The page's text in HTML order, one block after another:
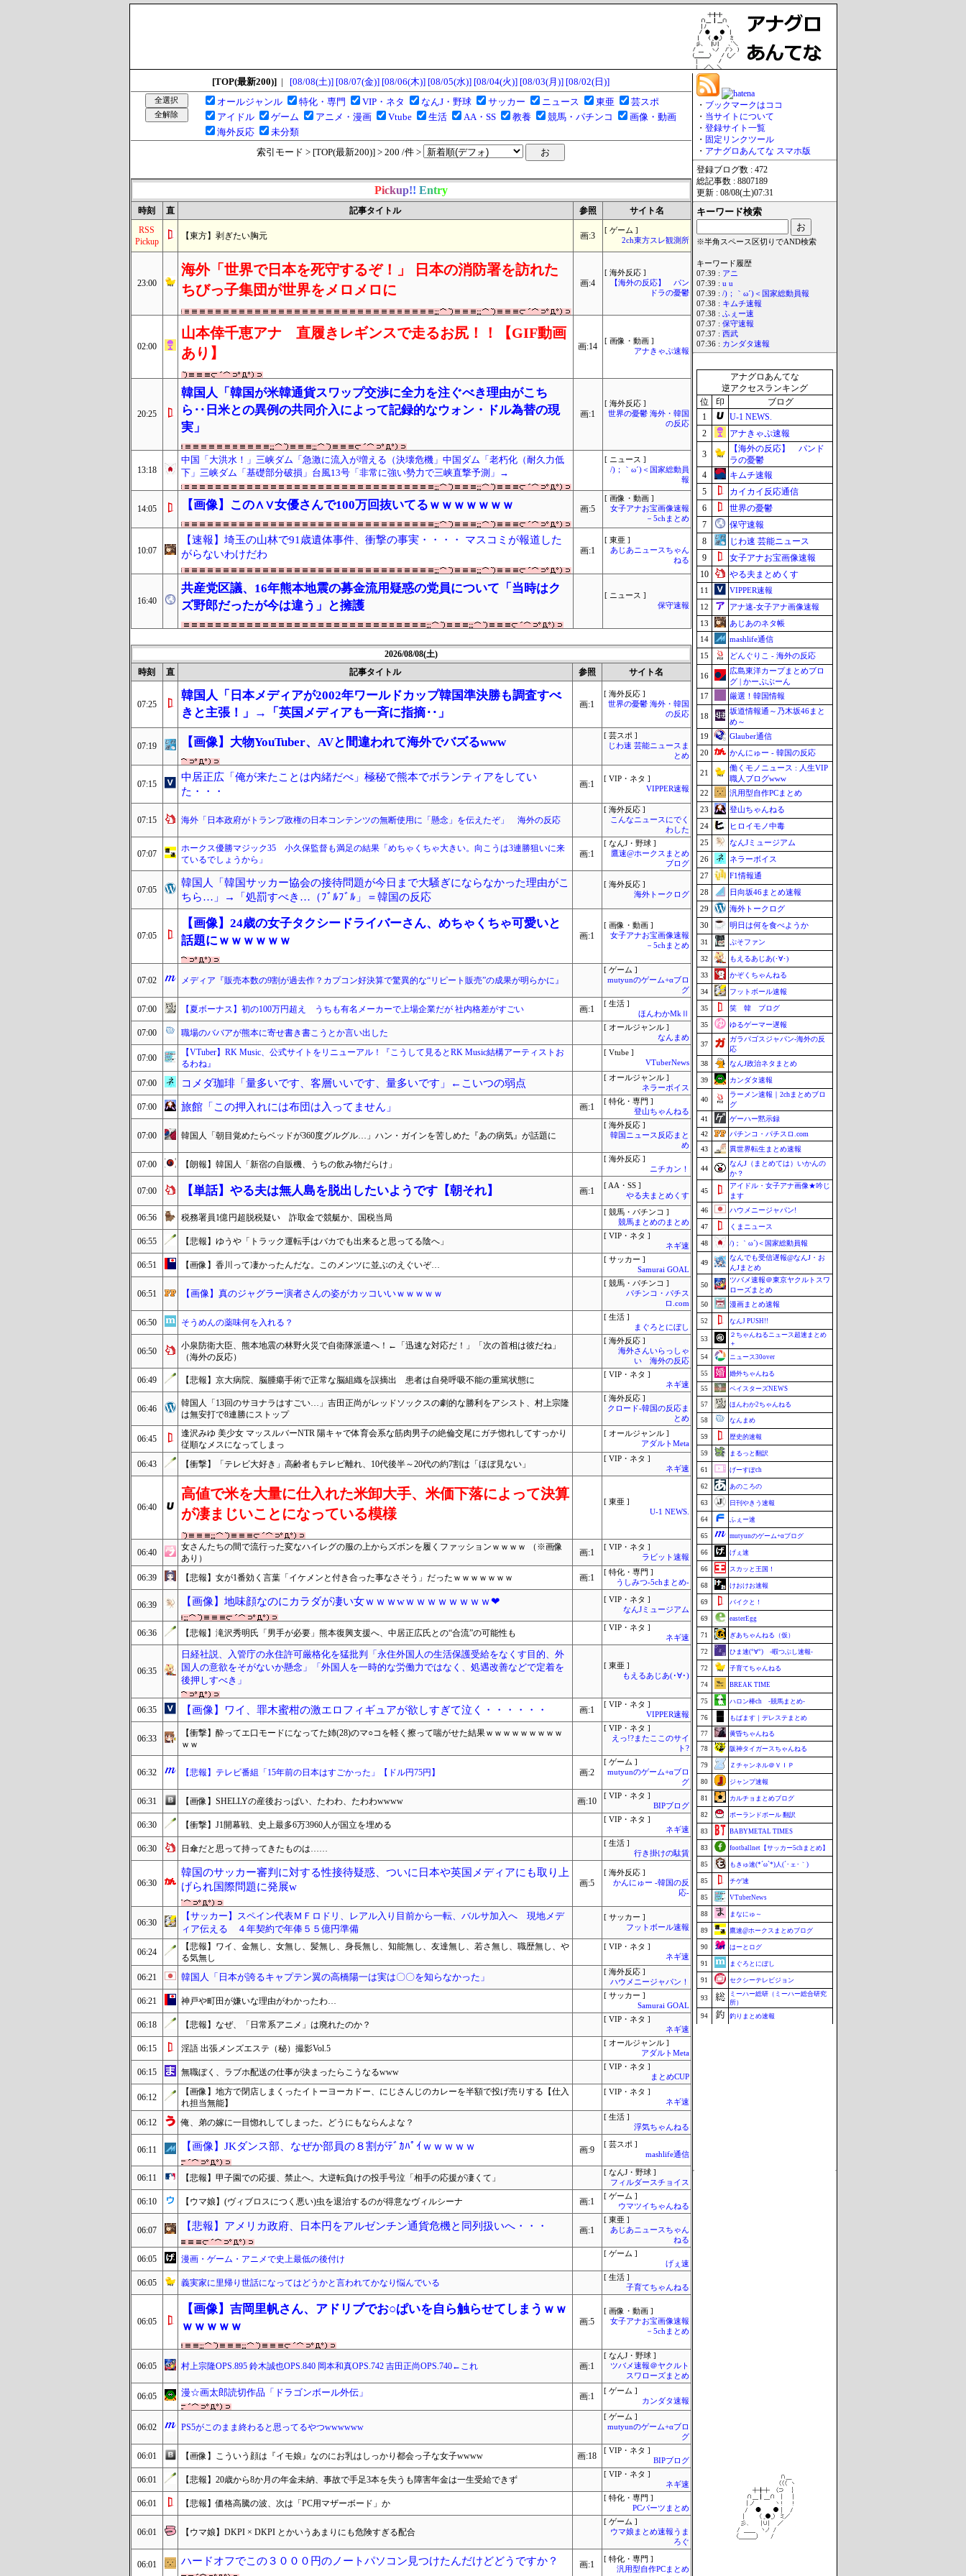
[TOP(最新200)] | [08/08(土)] [08/07(金)] [08/06(木)] [08/05(水)] [08/04(火)] [08/03(月)] [08/02(日)]
オールジャンル
特化・専門 VIP・ネタ なんJ・野球 サッカー ニュース 東亜
芸スポ
アイドル
ゲーム アニメ・漫画 Vtube 生活 AA・SS 教養 競馬・パチンコ
画像・動画
海外反応
未分類
索引モード > [TOP(最新200)] > 200 /件 >
Pickup!! Entry
時刻 直 記事タイトル 参照
サイト名
RSS
Pickup
【東方】剥ぎたい胸元 画:3
[ ゲーム ]
2ch東方スレ観測所
23:00
海外「世界で日本を死守するぞ！」 日本の消防署を訪れた
ちびっ子集団が世界をメロメロに
画:4
[ 海外反応 ]
【海外の反応】 パン
ドラの憂鬱
02:00
山本倖千恵アナ 直履きレギンスで走るお尻！！【GIF動画
あり】
画:14
[ 画像・動画 ]
アナきゃぷ速報
20:25
韓国人「韓国が米韓通貨スワップ交渉に全力を注ぐべき理由がこち
ら‥日米との異例の共同介入によって記録的なウォン・ドル為替の現
実」
画:1
[ 海外反応 ]
世界の憂鬱 海外・韓国
の反応
13:18
中国「大洪水！」三峡ダム「急激に流入が増える（決壊危機」中国ダム「老朽化（耐久力低
下」三峡ダム「基礎部分破損」台風13号「非常に強い勢力で三峡直撃予測」→
[ ニュース ]
/)；｀ω´)＜国家総動員
報
14:05 【画像】この∧∨女優さんで100万回抜いてるｗｗｗｗｗｗｗ 画:5
[ 画像・動画 ]
女子アナお宝画像速報
－5chまとめ
10:07
【速報】埼玉の山林で91歳遺体事件、衝撃の事実・・・・ マスコミが報道した
がらないわけだわ
画:1
[ 東亜 ]
あじあニュースちゃん
ねる
16:40
共産党区議、16年熊本地震の募金流用疑惑の党員について「当時はク
ズ野郎だったが今は違う」と擁護
[ ニュース ]
保守速報
2026/08/08(土)
時刻
直 記事タイトル 参照 サイト名
07:25
韓国人「日本メディアが2002年ワールドカップ韓国準決勝も調査すべ
きと主張！」→「英国メディアも一斉に指摘‥」
画:1
[ 海外反応 ]
世界の憂鬱 海外・韓国
の反応
07:19 【画像】大物YouTuber、AVと間違われて海外でバズるwww
[ 芸スポ ]
じわ速 芸能ニュースま
とめ
07:15
中居正広「俺が来たことは内緒だべ」極秘で熊本でボランティアをしてい
た・・・
画:1
[ VIP・ネタ ]
VIPPER速報
07:15 海外「日本政府がトランプ政権の日本コンテンツの無断使用に「懸念」を伝えたぞ」 海外の反応
[ 海外反応 ]
こんなニュースにでく
わした
07:07
ホークス優勝マジック35 小久保監督も満足の結果「めちゃくちゃ大きい。向こうは3連勝狙いに来
ているでしょうから」
画:1
[ なんJ・野球 ]
鷹速@ホークスまとめ
ブログ
07:05
韓国人「韓国サッカー協会の接待問題が今日まで大騒ぎにならなかった理由がこ
ちら…」→「処罰すべき…（ﾌﾞﾙﾌﾞﾙ」＝韓国の反応
[ 海外反応 ]
海外トークログ
07:05
【画像】24歳の女子タクシードライバーさん、めちゃくちゃ可愛いと
話題にｗｗｗｗｗｗ
画:1
[ 画像・動画 ]
女子アナお宝画像速報
－5chまとめ
07:02 メディア『販売本数の9割が過去作？カプコン好決算で驚異的な“リピート販売”の成果が明らかに』
[ ゲーム ]
mutyunのゲーム+αブロ
グ
07:00 【夏ボーナス】初の100万円超え うちも有名メーカーで上場企業だが 社内格差がすごい 画:1
[ 生活 ]
ほんわかMkⅡ
07:00 職場のババアが熊本に寄せ書き書こうとか言い出した
[ オールジャンル ]
なんまめ
07:00
【VTuber】RK Music、公式サイトをリニューアル！『こうして見るとRK Music結構アーティストお
るわね』
[ Vtube ]
VTuberNews
07:00 コメダ珈琲「量多いです、客層いいです、量多いです」←こいつの弱点
[ オールジャンル ]
ネラーボイス
07:00 旅館「この押入れには布団は入ってません」 画:1
[ 特化・専門 ]
登山ちゃんねる
07:00 韓国人「朝目覚めたらベッドが360度グルグル…」ハン・ガインを苦しめた『あの病気』が話題に
[ 海外反応 ]
韓国ニュース反応まと
め
07:00 【朗報】韓国人「新宿の自販機、うちの飲み物だらけ」
[ 海外反応 ]
ニチカン！
07:00 【単話】やる夫は無人島を脱出したいようです【朝それ】 画:1
[ AA・SS ]
やる夫まとめくす
06:56 税務署員1億円超脱税疑い 詐取金で競艇か、国税当局
[ 競馬・パチンコ ]
競馬まとめのまとめ
06:55 【悲報】ゆうや「トラック運転手はバカでも出来ると思ってる陰へ」
[ VIP・ネタ ]
ネギ速
06:51 【画像】香川って凄かったんだな。このメンツに並ぶのえぐいぞ…
[ サッカー ]
Samurai GOAL
06:51 【画像】真のジャグラー演者さんの姿がカッコいいｗｗｗｗｗ
[ 競馬・パチンコ ]
パチンコ・パチス
ロ.com
06:50 そうめんの薬味何を入れる？
[ 生活 ]
まぐろとにぼし
06:50
小泉防衛大臣、熊本地震の林野火災で自衛隊派遣へ！←「迅速な対応だ！」「次の首相は彼だね」
（海外の反応）
[ 海外反応 ]
海外さんいらっしゃ
い 海外の反応
06:49 【悲報】京大病院、脳腫瘍手術で正常な脳組織を誤摘出 患者は自発呼吸不能の重篤状態に
[ VIP・ネタ ]
ネギ速
06:46
韓国人「13回のサヨナラはすごい…」吉田正尚がレッドソックスの劇的な勝利をアシスト、村上宗隆
は無安打で8連勝にストップ
[ 海外反応 ]
クロード-韓国の反応ま
とめ
06:45
逢沢みゆ 美少女 マッスルバーNTR 陽キャで体育会系な筋肉男子の絶倫交尾にガチ惚れしてすっかり
従順なメスになってしまっ
[ オールジャンル ]
アダルトMeta
06:43 【衝撃】「テレビ大好き」高齢者もテレビ離れ、10代後半～20代の約7割は「ほぼ見ない」
[ VIP・ネタ ]
ネギ速
06:40
高値で米を大量に仕入れた米卸大手、米価下落によって決算
が凄まじいことになっている模様
[ 東亜 ]
U-1 NEWS.
06:40
女さんたちの間で流行った変なハイレグの服の上からズボンを履くファッションｗｗｗｗ （※画像
あり）
画:1
[ VIP・ネタ ]
ラビット速報
06:39 【悲報】女が1番効く言葉「イケメンと付き合った事なさそう」だったｗｗｗｗｗｗｗ 画:1
[ 特化・専門 ]
うしみつ-5chまとめ-
06:39 【画像】地味顔なのにカラダが凄い女ｗｗｗwｗｗｗｗｗｗｗｗ❤
[ VIP・ネタ ]
なんJミュージアム
06:36 【悲報】滝沢秀明氏「男手が必要」熊本復興支援へ、中居正広氏との“合流”の可能性も
[ VIP・ネタ ]
ネギ速
06:35
日経社説、入管庁の永住許可厳格化を猛批判「永住外国人の生活保護受給をなくす目的、外
国人の意欲をそがないか懸念」「外国人を一時的な労働力ではなく、処遇改善などで定着を
後押しすべき」
[ 東亜 ]
もえるあじあ(･∀･)
06:35 【画像】ワイ、罪木蜜柑の激エロフィギュアが欲しすぎて泣く・・・・・・ 画:1
[ VIP・ネタ ]
VIPPER速報
06:33
【衝撃】酔ってエ口モードになってた姉(28)のマ○コを軽く擦って喘がせた結果ｗｗｗｗｗｗｗｗｗ
ｗｗ
[ VIP・ネタ ]
えっ!?またここのサイ
ト?
06:32 【悲報】テレビ番組「15年前の日本はすごかった」【ドル円75円】 画:2
[ ゲーム ]
mutyunのゲーム+αブロ
グ
06:31 【画像】SHELLYの産後おっぱい、たわわ、たわわwwww 画:10
[ VIP・ネタ ]
BIPブログ
06:30 【衝撃】J1開幕戦、史上最多6万3960人が国立を埋める
[ VIP・ネタ ]
ネギ速
06:30 日傘だと思って持ってきたものは……
[ 生活 ]
行き掛けの駄賃
06:30
韓国のサッカー審判に対する性接待疑惑、ついに日本や英国メディアにも取り上
げられ国際問題に発展w
画:5
[ 海外反応 ]
かんにゅー -韓国の反
応-
06:30
【サッカー】スペイン代表ＭＦロドリ、レアル入り目前から一転、バルサ加入へ 現地メデ
ィア伝える ４年契約で年俸５５億円準備
[ サッカー ]
フットボール速報
06:24
【悲報】ワイ、金無し、女無し、髪無し、身長無し、知能無し、友達無し、若さ無し、職歴無し、や
る気無し
[ VIP・ネタ ]
ネギ速
06:21 韓国人「日本が誇るキャプテン翼の高橋陽一は実は〇〇を知らなかった」
[ 海外反応 ]
ハウメニージャパン！
06:21 神戸や町田が嫌いな理由がわかったわ…
[ サッカー ]
Samurai GOAL
06:18 【悲報】なぜ、「日常系アニメ」は廃れたのか？
[ VIP・ネタ ]
ネギ速
06:15 淫語 出張メンズエステ（秘）撮影Vol.5
[ オールジャンル ]
アダルトMeta
06:15 無職ぼく、ラブホ配送の仕事が決まったらこうなるwww
[ VIP・ネタ ]
まとめCUP
06:12
【画像】地方で閉店しまくったイトーヨーカドー、にじさんじのカレーを半額で投げ売りする【仕入
れ担当無能】
[ VIP・ネタ ]
ネギ速
06:12 俺、弟の嫁に一目惚れしてしまった。どうにもならんよな？
[ 生活 ]
浮気ちゃんねる
06:11 【画像】JKダンス部、なぜか部員の８割がﾃﾞｶﾊﾟｲｗｗｗｗｗ 画:9
[ 芸スポ ]
mashlife通信
06:11 【悲報】甲子園での応援、禁止へ。大逆転負けの投手号泣「相手の応援が凄くて」
[ なんJ・野球 ]
フィルダースチョイス
06:10 【ウマ娘】(ヴィブロスにつく悪い)虫を退治するのが得意なヴィルシーナ 画:1
[ ゲーム ]
ウマツイちゃんねる
06:07 【悲報】アメリカ政府、日本円をアルゼンチン通貨危機と同列扱いへ・・・ 画:1
[ 東亜 ]
あじあニュースちゃん
ねる
06:05 漫画・ゲーム・アニメで史上最低の後付け
[ ゲーム ]
げぇ速
06:05 義実家に里帰り世話になってはどうかと言われてかなり悩んでいる
[ 生活 ]
子育てちゃんねる
06:05
【画像】吉岡里帆さん、アドリブでお○ぱいを自ら触らせてしまうｗｗ
ｗｗｗｗｗ
画:5
[ 画像・動画 ]
女子アナお宝画像速報
－5chまとめ
06:05 村上宗隆OPS.895 鈴木誠也OPS.840 岡本和真OPS.742 吉田正尚OPS.740←これ 画:1
[ なんJ・野球 ]
ツバメ速報＠ヤクルト
スワローズまとめ
06:05 漫☆画太郎読切作品「ドラゴンボール外伝」 画:1
[ ゲーム ]
カンダタ速報
06:02 PS5がこのまま終わると思ってるやつwwwwww
[ ゲーム ]
mutyunのゲーム+αブロ
グ
06:01 【画像】こういう顔は『イモ娘』なのにお乳はしっかり都会っ子な女子wwww 画:18
[ VIP・ネタ ]
BIPブログ
06:01 【悲報】20歳から8か月の年金未納、事故で手足3本を失うも障害年金は一生受給できず
[ VIP・ネタ ]
ネギ速
06:01 【悲報】価格高騰の波、次は「PC用マザーボード」か
[ 特化・専門 ]
PCパーツまとめ
06:01 【ウマ娘】DKPI × DKPI とかいうあまりにも危険すぎる配合
[ ゲーム ]
ウマ娘まとめ速報うま
ろぐ
06:01 ハードオフでこの３０００円のノートパソコン見つけたんだけどどうですか？ 画:1
[ 特化・専門 ]
汎用型自作PCまとめ
・ ブックマークはココ
・ 当サイトについて
・ 登録サイト一覧
・ 固定リンクツール
・ アナグロあんてな スマホ版
登録ブログ数 : 472
総記事数 : 8807189
更新 : 08/08(土)07:31
キーワード検索
※半角スペース区切りでAND検索
キーワード履歴
07:39 : アニ
07:39 : u u
07:39 : /)；｀ω´)＜国家総動員報
07:38 : キムチ速報
07:38 : ふぇー速
07:37 : 保守速報
07:37 : 西武
07:36 : カンダタ速報
アナグロあんてな
逆アクセスランキング
位
印
ブログ
1
U-1 NEWS.
2
アナきゃぷ速報
3
【海外の反応】 パンド
ラの憂鬱
4
キムチ速報
5
カイカイ反応通信
6
世界の憂鬱
7
保守速報
8
じわ速 芸能ニュース
9
女子アナお宝画像速報
10
やる夫まとめくす
11
VIPPER速報
12
アナ速‐女子アナ画像速報
13
あじあのネタ帳
14
mashlife通信
15
どんぐりこ - 海外の反応
16
広島東洋カープまとめブロ
グ | かーぷぶーん
17
厳選！韓国情報
18
坂道情報通～乃木坂46まと
め～
19
Glauber通信
20
かんにゅー - 韓国の反応
21
働くモノニュース : 人生VIP
職人ブログwww
22
汎用型自作PCまとめ
23
登山ちゃんねる
24
ヒロイモノ中毒
25
なんJミュージアム
26
ネラーボイス
27
F1情報通
28
日向坂46まとめ速報
29
海外トークログ
30
明日は何を食べようか
31 ぷそファン
32 もえるあじあ(･∀･)
33 かぞくちゃんねる
34 フットボール速報
35 笑 韓 ブログ
35 ゆるゲーマー遅報
37
ガラパゴスジャパン-海外の反
応
38
なんJ政治ネタまとめ
39 カンダタ速報
40
ラーメン速報｜2chまとめブロ
グ
41
ゲーハー黙示録
42
パチンコ・パチスロ.com
43
異世界転生まとめ速報
44
なんJ（まとめては）いかんの
か？
45
アイドル・女子アナ画像★吟じ
ます
46
ハウメニージャパン!
47 くまニュース
48 /)；｀ω´)＜国家総動員報
49
なんでも受信遅報@なんJ・お
んJまとめ
50
ツバメ速報＠東京ヤクルトスワ
ローズまとめ
50
漫画まとめ速報
52 なんJ PUSH!!
53
２ちゃんねるニュース超速まとめ
＋
54
ニュース30over
55 婚外ちゃんねる
55 ベイスターズNEWS
57 ほんわか2ちゃんねる
58 なんまめ
59 歴史的速報
59 まるっと翻訳
61 げーすぽch
62 あのころの
63 日刊やきう速報
64 ふぇー速
65 mutyunのゲーム+αブログ
66 げぇ速
66 スカッと王国！
68 けおけお速報
69 バイクと！
69 easterEgg
71 ぎあちゃんねる（仮）
72 ひま速(°∀°) -暇つぶし速報-
72 子育てちゃんねる
74 BREAK TIME
75 ハロン棒ch -競馬まとめ-
76 もばます｜デレステまとめ
77 黄昏ちゃんねる
78 阪神タイガースちゃんねる
79 Ｚチャンネル＠ＶＩＰ
80 ジャンプ速報
81 カルチョまとめブログ
82 ポーランドボール 翻訳
83 BABYMETAL TIMES
83 footballnet【サッカー5chまとめ】
85 もきゅ速(*´ω`*)人(´･ェ･｀)
85 チゲ速
85 VTuberNews
88 まなにゅ～
89 鷹速@ホークスまとめブログ
90 はーとログ
91 まぐろとにぼし
91 セクシーテレビジョン
93
ミーハー総研（ミーハー総合研究
所）
94
釣りまとめ速報